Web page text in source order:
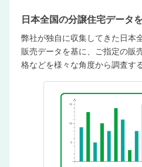
日本全国の分譲住宅データ
弊社が独自に収集してきた日本
販売データを基に、ご指定の販
格などを様々な角度から調査す